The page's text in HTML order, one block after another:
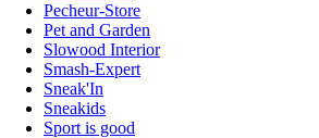
Pecheur-Store
Pet and Garden
Slowood Interior
Smash-Expert
Sneak'In
Sneakids
Sport is good